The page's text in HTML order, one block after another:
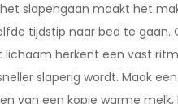
slapengaan maakt het
tijdstip naar bed te
lichaam herkent een vast
slaperig wordt. Maak
van een kopje warme